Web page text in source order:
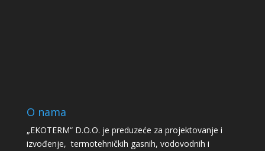
O nama
„EKOTERM“ D.O.O. je preduzeće za projektovanje i
izvođenje, termotehničkih gasnih, vodovodnih i